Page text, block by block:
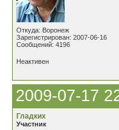
Откуда: Воронеж
Зарегистрирован: 2007-06-16
Сообщений: 4196
Неактивен
2009-07-17
Гладких
Участник